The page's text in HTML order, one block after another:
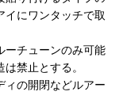
イにワンタッチで取
ーチューンのみ可能
禁止とする。
ィの開閉などルアー